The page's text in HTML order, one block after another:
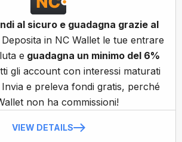
al sicuro e guadagna grazie al
Deposita in NC Wallet le tue entrare
e guadagna un minimo del 6%
gli account con interessi maturati
e preleva fondi gratis, perché
non ha commissioni!
VIEW DETAILS